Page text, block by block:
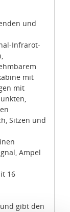
und
Infrarot-
mit
mit
Sitzen und
Ampel
16
gibt den